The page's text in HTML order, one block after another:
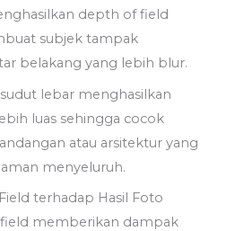
depth of field
subjek tampak
belakang yang lebih blur.
lebar menghasilkan
luas sehingga cocok
atau arsitektur yang
menyeluruh.
terhadap Hasil Foto
memberikan dampak